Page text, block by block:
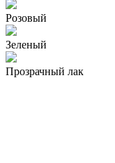
Розовый
Зеленый
Прозрачный лак